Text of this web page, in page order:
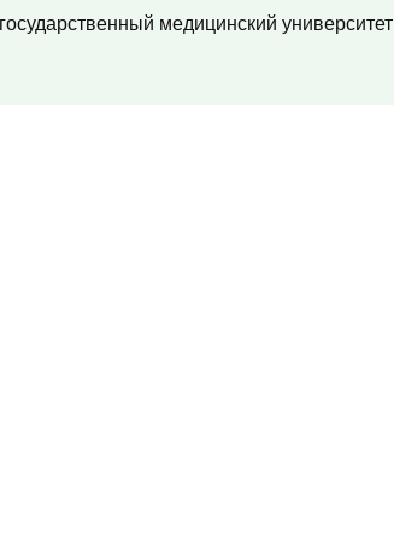
медицинский университет